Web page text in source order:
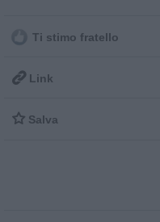
Ti stimo fratello
 Link
 Salva